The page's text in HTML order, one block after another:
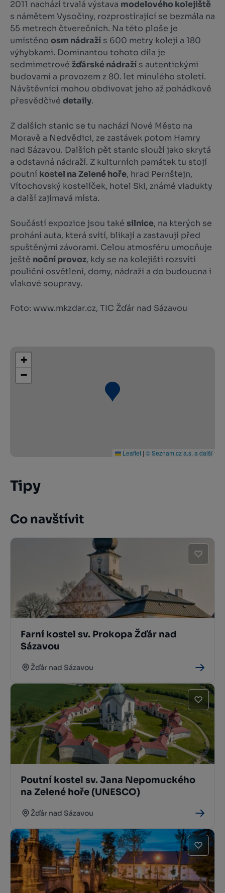
2011 nachází trvalá výstava modelového kolejiště
s námětem Vysočiny, rozprostírající se bezmála na
55 metrech čtverečních. Na této ploše je
umístěno osm nádraží s 600 metry kolejí a 180
výhybkami. Dominantou tohoto díla je
sedmimetrové žďárské nádraží s autentickými
budovami a provozem z 80. let minulého století.
Návštěvníci mohou obdivovat jeho až pohádkově
přesvědčivé detaily.
Z dalších stanic se tu nachází Nové Město na
Moravě a Nedvědici, ze zastávek potom Hamry
nad Sázavou. Dalších pět stanic slouží jako skrytá
a odstavná nádraží. Z kulturních památek tu stojí
poutní kostel na Zelené hoře, hrad Pernštejn,
Vítochovský kostelíček, hotel Ski, známé viadukty
a další zajímavá místa.
Součástí expozice jsou také silnice, na kterých se
prohání auta, která svítí, blikají a zastavují před
spuštěnými závorami. Celou atmosféru umocňuje
ještě noční provoz, kdy se na kolejišti rozsvítí
pouliční osvětlení, domy, nádraží a do budoucna i
vlakové soupravy.
Foto: www.mkzdar.cz, TIC Žďár nad Sázavou
+
−
Leaflet | © Seznam.cz a.s. a další
Tipy
Co navštívit
Farní kostel sv. Prokopa Žďár nad
Sázavou
Žďár nad Sázavou
Poutní kostel sv. Jana Nepomuckého
na Zelené hoře (UNESCO)
Žďár nad Sázavou